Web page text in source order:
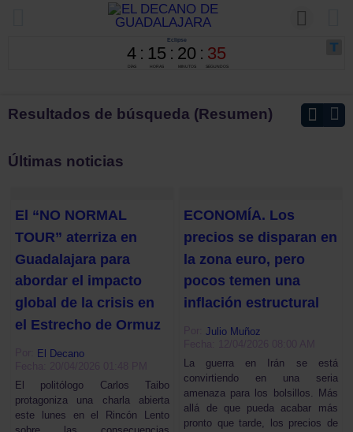
Resultados de búsqueda (Resumen)
Últimas noticias
El “NO NORMAL
TOUR” aterriza en
Guadalajara para
abordar el impacto
global de la crisis en
el Estrecho de Ormuz
El Decano
El politólogo Carlos Taibo
protagoniza una charla abierta
este lunes en el Rincón Lento
ECONOMÍA. Los
precios se disparan en
la zona euro, pero
pocos temen una
inflación estructural
Julio Muñoz
La guerra en Irán se está
convirtiendo en una seria
amenaza para los bolsillos. Más
allá de que pueda acabar más
pronto que tarde, los precios de